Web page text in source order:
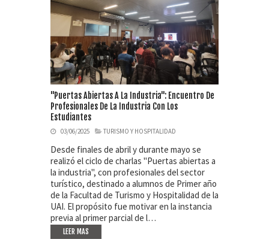
"Puertas Abiertas A La Industria": Encuentro De
Profesionales De La Industria Con Los
Estudiantes
03/06/2025 TURISMO Y HOSPITALIDAD
Desde finales de abril y durante mayo se
realizó el ciclo de charlas "Puertas abiertas a
la industria", con profesionales del sector
turístico, destinado a alumnos de Primer año
de la Facultad de Turismo y Hospitalidad de la
UAI. El propósito fue motivar en la instancia
previa al primer parcial de l…
LEER MAS